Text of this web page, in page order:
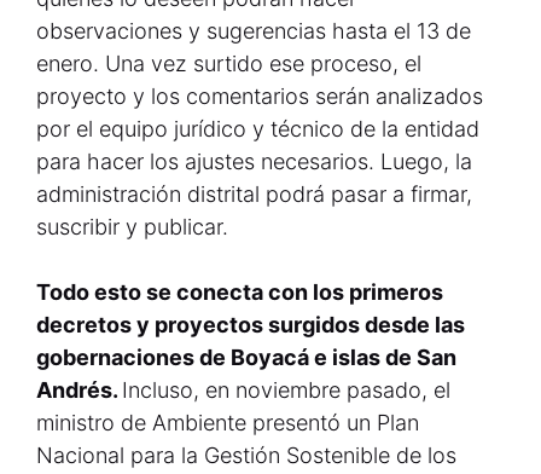
observaciones y sugerencias hasta el 13 de
enero. Una vez surtido ese proceso, el
proyecto y los comentarios serán analizados
por el equipo jurídico y técnico de la entidad
para hacer los ajustes necesarios. Luego, la
administración distrital podrá pasar a firmar,
suscribir y publicar.
Todo esto se conecta con los primeros
decretos y proyectos surgidos desde las
gobernaciones de Boyacá e islas de San
Andrés. Incluso, en noviembre pasado, el
ministro de Ambiente presentó un Plan
Nacional para la Gestión Sostenible de los